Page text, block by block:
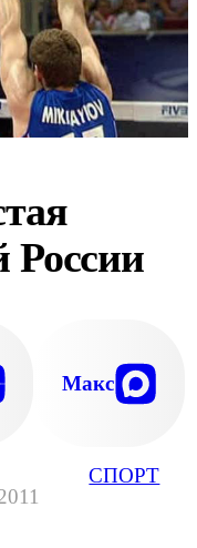
СПОРТ
России
Макс